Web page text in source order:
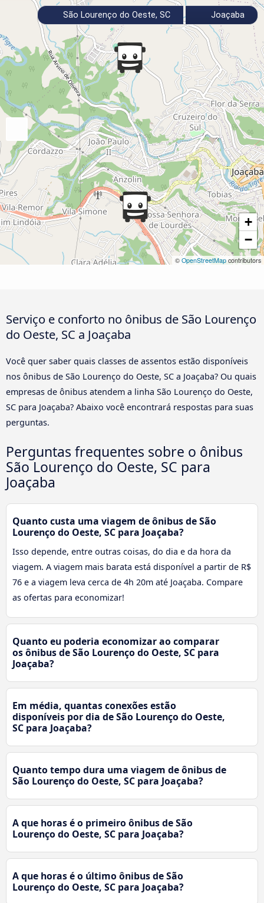
+
−
© OpenStreetMap contributors
São Lourenço do Oeste, SC Joaçaba
Serviço e conforto no ônibus de São Lourenço
do Oeste, SC a Joaçaba
Você quer saber quais classes de assentos estão disponíveis
nos ônibus de São Lourenço do Oeste, SC a Joaçaba? Ou quais
empresas de ônibus atendem a linha São Lourenço do Oeste,
SC para Joaçaba? Abaixo você encontrará respostas para suas
perguntas.
Perguntas frequentes sobre o ônibus
São Lourenço do Oeste, SC para
Joaçaba
Quanto custa uma viagem de ônibus de São
Lourenço do Oeste, SC para Joaçaba?
Isso depende, entre outras coisas, do dia e da hora da
viagem. A viagem mais barata está disponível a partir de R$
76 e a viagem leva cerca de 4h 20m até Joaçaba. Compare
as ofertas para economizar!
Quanto eu poderia economizar ao comparar
os ônibus de São Lourenço do Oeste, SC para
Joaçaba?
Em média, quantas conexões estão
disponíveis por dia de São Lourenço do Oeste,
SC para Joaçaba?
Quanto tempo dura uma viagem de ônibus de
São Lourenço do Oeste, SC para Joaçaba?
A que horas é o primeiro ônibus de São
Lourenço do Oeste, SC para Joaçaba?
A que horas é o último ônibus de São
Lourenço do Oeste, SC para Joaçaba?